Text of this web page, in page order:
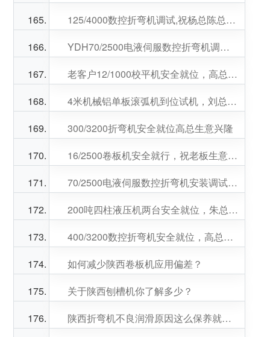
125/4000数控折弯机调试,祝杨总陈总生意兴隆
YDH70/2500电液伺服数控折弯机调试刚刚的。感谢苏总信任，苏总生意兴隆
老客户12/1000校平机安全就位，高总，刘总生意兴隆。
4米机械铝单板滚弧机到位试机，刘总生意兴隆
300/3200折弯机安全就位高总生意兴隆
16/2500卷板机安全就行，祝老板生意兴隆
70/2500电液伺服数控折弯机安装调试已完成，祝王总生意兴隆
200吨四柱液压机两台安全就位，朱总生意兴隆
400/3200数控折弯机安全就位，高总生意兴隆
如何减少陕西卷板机应用偏差？
关于陕西刨槽机你了解多少？
陕西折弯机不良润滑原因这么保养就对了